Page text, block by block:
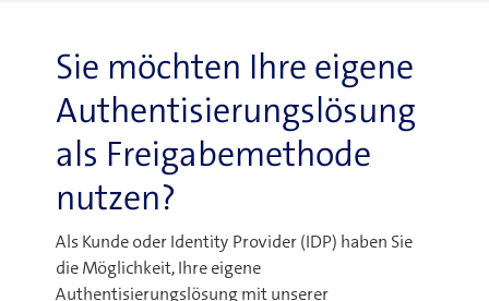
Sie möchten Ihre eigene
Authentisierungslösung
als Freigabemethode
nutzen?
Als Kunde oder Identity Provider (IDP) haben Sie
die Möglichkeit, Ihre eigene
Authentisierungslösung mit unserer